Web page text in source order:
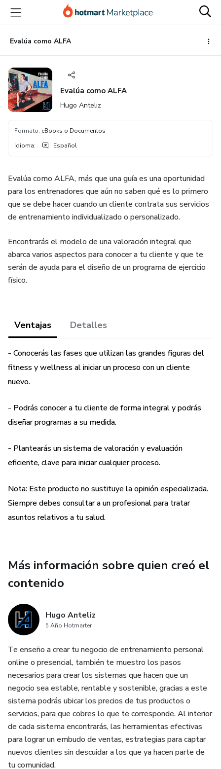
principal
página
de
página
Evalúa como ALFA
Evalúa como ALFA
Hugo Anteliz
Formato: eBooks o Documentos
Idioma: Español
Evalúa como ALFA, más que una guía es una oportunidad
para los entrenadores que aún no saben qué es lo primero
que se debe hacer cuando un cliente contrata sus servicios
de entrenamiento individualizado o personalizado.
Encontrarás el modelo de una valoración integral que
abarca varios aspectos para conocer a tu cliente y que te
serán de ayuda para el diseño de un programa de ejercicio
físico.
Ventajas Detalles
- Conocerás las fases que utilizan las grandes figuras del
fitness y wellness al iniciar un proceso con un cliente
nuevo.
- Podrás conocer a tu cliente de forma integral y podrás
diseñar programas a su medida.
- Plantearás un sistema de valoración y evaluación
eficiente, clave para iniciar cualquier proceso.
Nota: Este producto no sustituye la opinión especializada.
Siempre debes consultar a un profesional para tratar
asuntos relativos a tu salud.
Más información sobre quien creó el
contenido
Hugo Anteliz
5 Año Hotmarter
Te enseño a crear tu negocio de entrenamiento personal
online o presencial, también te muestro los pasos
necesarios para crear los sistemas que hacen que un
negocio sea estable, rentable y sostenible, gracias a este
sistema podrás ubicar los precios de tus productos o
servicios, para que cobres lo que te corresponde. Al interior
de cada sistema encontrarás, las herramientas efectivas
para lograr un embudo de ventas, estrategias para captar
nuevos clientes sin descuidar a los que ya hacen parte de
tu comunidad.